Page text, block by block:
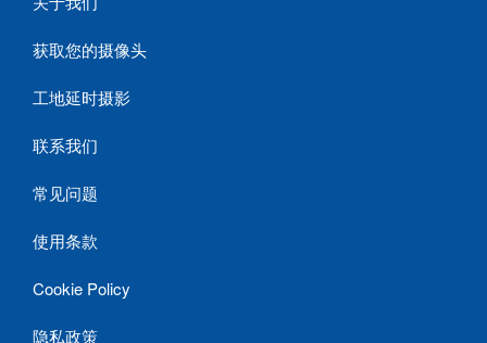
获取您的摄像头
工地延时摄影
联系我们
常见问题
使用条款
Cookie Policy
隐私政策